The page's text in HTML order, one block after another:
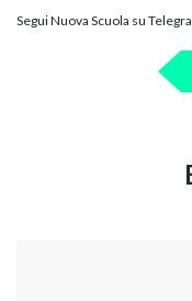
Segui Nuova Scuola su